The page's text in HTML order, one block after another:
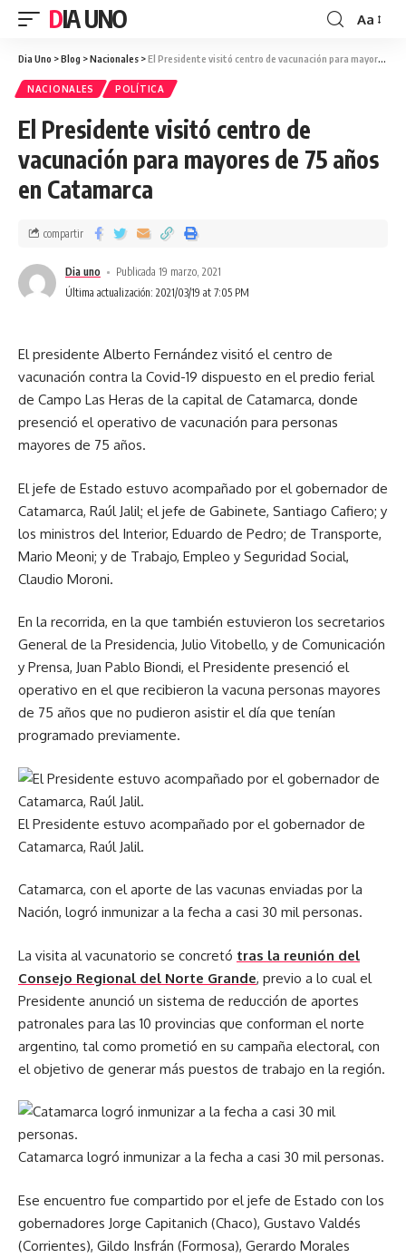
DIA UNO Aa
Dia Uno >Blog >Nacionales >El Presidente visitó centro de vacunación para mayores de 75 años en Catamarca
NACIONALES POLÍTICA
El Presidente visitó centro de
vacunación para mayores de 75 años
en Catamarca
Última actualización: 2021/03/19 at 7:05 PM
Dia uno Publicada 19 marzo, 2021
compartir
El presidente Alberto Fernández visitó el centro de
vacunación contra la Covid-19 dispuesto en el predio ferial
de Campo Las Heras de la capital de Catamarca, donde
presenció el operativo de vacunación para personas
mayores de 75 años.
El jefe de Estado estuvo acompañado por el gobernador de
Catamarca, Raúl Jalil; el jefe de Gabinete, Santiago Cafiero; y
los ministros del Interior, Eduardo de Pedro; de Transporte,
Mario Meoni; y de Trabajo, Empleo y Seguridad Social,
Claudio Moroni.
En la recorrida, en la que también estuvieron los secretarios
General de la Presidencia, Julio Vitobello, y de Comunicación
y Prensa, Juan Pablo Biondi, el Presidente presenció el
operativo en el que recibieron la vacuna personas mayores
de 75 años que no pudieron asistir el día que tenían
programado previamente.
El Presidente estuvo acompañado por el gobernador de
Catamarca, Raúl Jalil.
Catamarca, con el aporte de las vacunas enviadas por la
Nación, logró inmunizar a la fecha a casi 30 mil personas.
La visita al vacunatorio se concretó tras la reunión del
Consejo Regional del Norte Grande, previo a lo cual el
Presidente anunció un sistema de reducción de aportes
patronales para las 10 provincias que conforman el norte
argentino, tal como prometió en su campaña electoral, con
el objetivo de generar más puestos de trabajo en la región.
Catamarca logró inmunizar a la fecha a casi 30 mil personas.
Ese encuentro fue compartido por el jefe de Estado con los
gobernadores Jorge Capitanich (Chaco), Gustavo Valdés
(Corrientes), Gildo Insfrán (Formosa), Gerardo Morales